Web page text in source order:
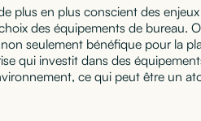
plus en plus conscient des
des équipements de bureau.
seulement bénéfique pour la
qui investit dans des
ce qui peut être un